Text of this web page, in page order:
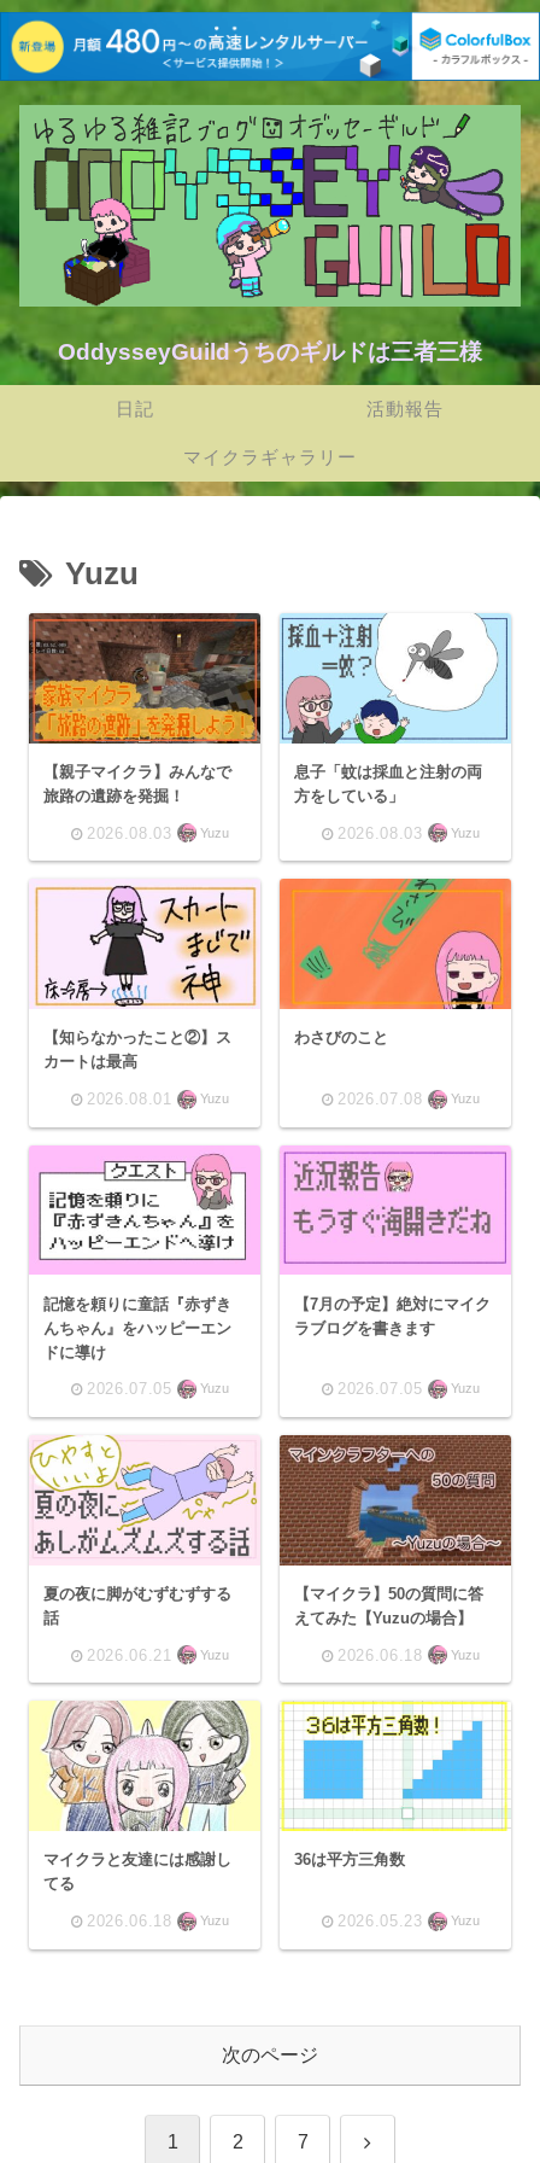
OddysseyGuildうちのギルドは三者三様
日記 活動報告
マイクラギャラリー
Yuzu
【親子マイクラ】みんなで
旅路の遺跡を発掘！
2026.08.03 Yuzu
息子「蚊は採血と注射の両
方をしている」
2026.08.03 Yuzu
【知らなかったこと②】ス
カートは最高
2026.08.01 Yuzu
わさびのこと
2026.07.08 Yuzu
記憶を頼りに童話『赤ずき
んちゃん』をハッピーエン
ドに導け
2026.07.05 Yuzu
【7月の予定】絶対にマイク
ラブログを書きます
2026.07.05 Yuzu
夏の夜に脚がむずむずする
話
2026.06.21 Yuzu
【マイクラ】50の質問に答
えてみた【Yuzuの場合】
2026.06.18 Yuzu
マイクラと友達には感謝し
てる
2026.06.18 Yuzu
36は平方三角数
2026.05.23 Yuzu
次のページ
1 2 7 次